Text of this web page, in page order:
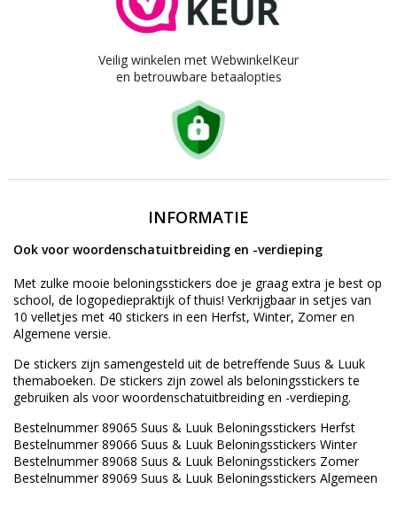
Veilig winkelen met WebwinkelKeur
en betrouwbare betaalopties
INFORMATIE
Ook voor woordenschatuitbreiding en -verdieping
Met zulke mooie beloningsstickers doe je graag extra je best op
school, de logopediepraktijk of thuis! Verkrijgbaar in setjes van
10 velletjes met 40 stickers in een Herfst, Winter, Zomer en
Algemene versie.
De stickers zijn samengesteld uit de betreffende Suus & Luuk
themaboeken. De stickers zijn zowel als beloningsstickers te
gebruiken als voor woordenschatuitbreiding en -verdieping.
Bestelnummer 89065 Suus & Luuk Beloningsstickers Herfst
Bestelnummer 89066 Suus & Luuk Beloningsstickers Winter
Bestelnummer 89068 Suus & Luuk Beloningsstickers Zomer
Bestelnummer 89069 Suus & Luuk Beloningsstickers Algemeen